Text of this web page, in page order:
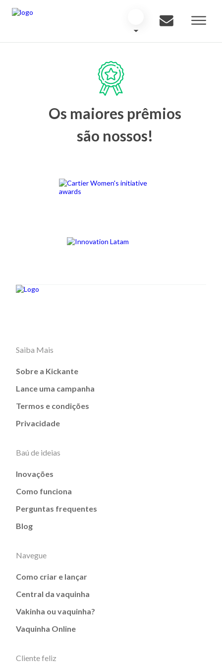
Os maiores prêmios
são nossos!
Saiba Mais
Sobre a Kickante
Lance uma campanha
Termos e condições
Privacidade
Baú de ideias
Inovações
Como funciona
Perguntas frequentes
Blog
Navegue
Como criar e lançar
Central da vaquinha
Vakinha ou vaquinha?
Vaquinha Online
Cliente feliz